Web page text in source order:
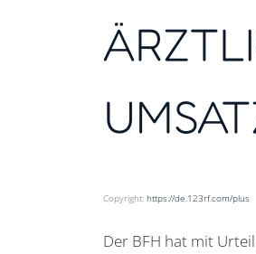
Copyright: https://de.123rf.com/plus
Der BFH hat mit